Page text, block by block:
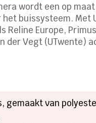
wordt een op
buissysteem.
Europe,
der Vegt (UTwente)
gemaakt van